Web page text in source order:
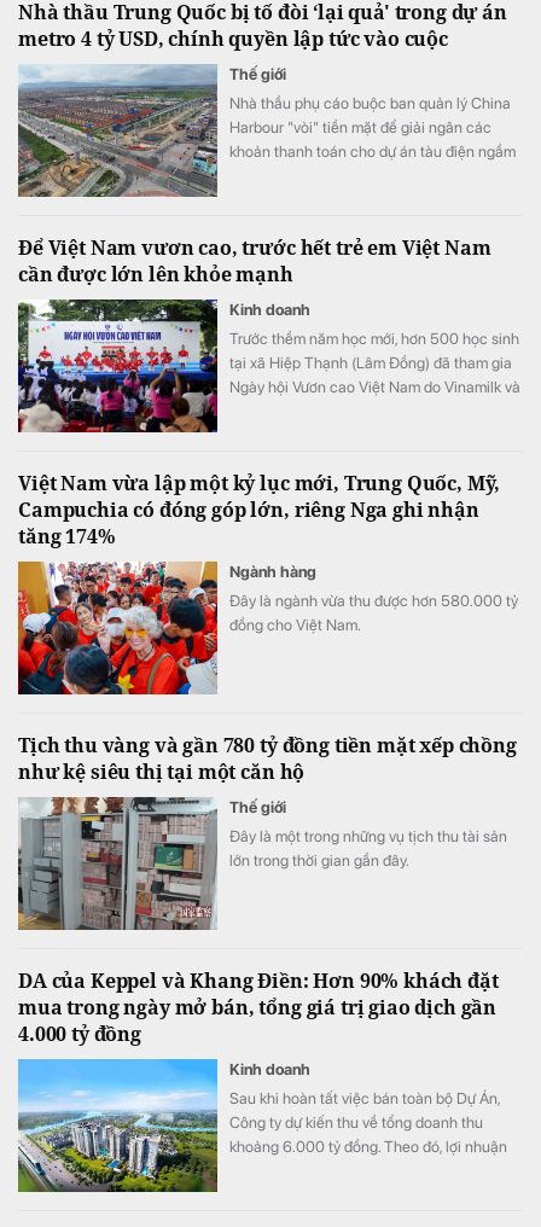
Nhà thầu Trung Quốc bị tố đòi ‘lại quả' trong dự án
metro 4 tỷ USD, chính quyền lập tức vào cuộc
Thế giới
Nhà thầu phụ cáo buộc ban quản lý China
Harbour "vòi" tiền mặt để giải ngân các
khoản thanh toán cho dự án tàu điện ngầm
Để Việt Nam vươn cao, trước hết trẻ em Việt Nam
cần được lớn lên khỏe mạnh
Kinh doanh
Trước thềm năm học mới, hơn 500 học sinh
tại xã Hiệp Thạnh (Lâm Đồng) đã tham gia
Ngày hội Vươn cao Việt Nam do Vinamilk và
Việt Nam vừa lập một kỷ lục mới, Trung Quốc, Mỹ,
Campuchia có đóng góp lớn, riêng Nga ghi nhận
tăng 174%
Ngành hàng
Đây là ngành vừa thu được hơn 580.000 tỷ
đồng cho Việt Nam.
Tịch thu vàng và gần 780 tỷ đồng tiền mặt xếp chồng
như kệ siêu thị tại một căn hộ
Thế giới
Đây là một trong những vụ tịch thu tài sản
lớn trong thời gian gần đây.
DA của Keppel và Khang Điền: Hơn 90% khách đặt
mua trong ngày mở bán, tổng giá trị giao dịch gần
4.000 tỷ đồng
Kinh doanh
Sau khi hoàn tất việc bán toàn bộ Dự Án,
Công ty dự kiến thu về tổng doanh thu
khoảng 6.000 tỷ đồng. Theo đó, lợi nhuận